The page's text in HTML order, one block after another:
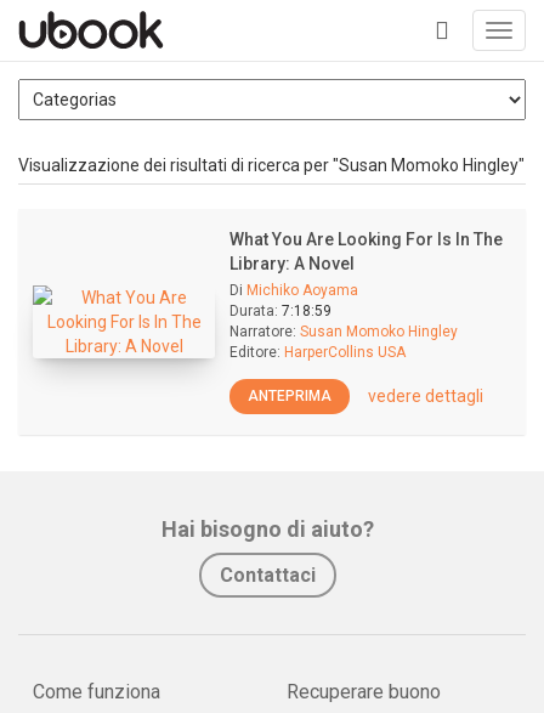
+
Visualizzazione dei risultati di ricerca per "Susan Momoko Hingley"
What You Are Looking For Is In The
Library: A Novel
Di Michiko Aoyama
Durata: 7:18:59
Narratore: Susan Momoko Hingley
Editore: HarperCollins USA
ANTEPRIMA vedere dettagli
Hai bisogno di aiuto?
Contattaci
Come funziona
Recuperare buono